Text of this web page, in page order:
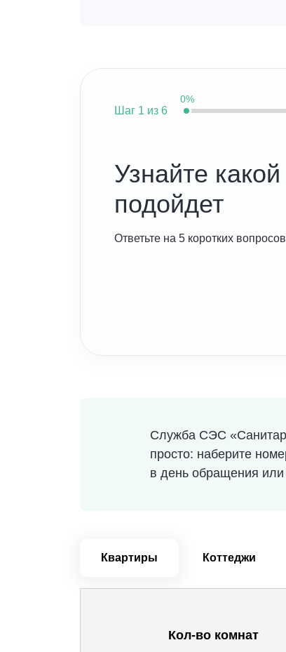
Шаг 1 из 6
0%
Узнайте
подойдет
Ответьте на 5 коротких
Служба СЭС
просто: наберите
в день обращения или
Квартиры Коттеджи
Кол-во комнат